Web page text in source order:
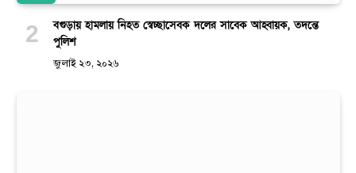
বগুড়ায় হামলায় নিহত স্বেচ্ছাসেবক দলের সাবেক আহ্বায়ক, তদন্তে
পুলিশ
জুলাই ২৩, ২০২৬